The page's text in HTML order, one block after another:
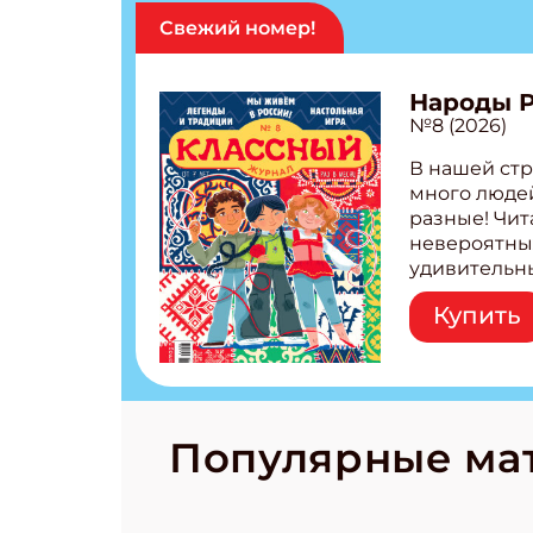
Свежий номер!
Народы
№8 (2026)
В нашей
много
разные!
народов
Легенды
бурятов
странные
Купить
Популярные